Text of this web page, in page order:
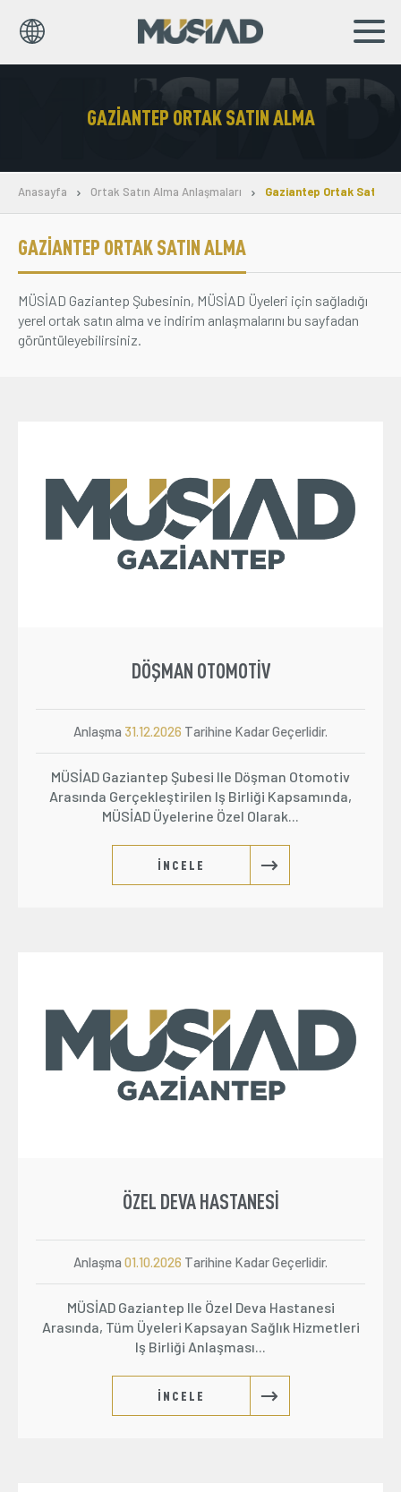
TR
EN
Sosyal Sorumluluk
Bilgi Merkezi
E-İşlemler
İletişim Hakkımızda Galeri
GAZIANTEP ORTAK SATIN ALMA
Anasayfa Ortak Satın Alma Anlaşmaları Gaziantep Ortak Satın
GAZIANTEP ORTAK SATIN ALMA
MÜSİAD Gaziantep Şubesinin, MÜSİAD Üyeleri için sağladığı
yerel ortak satın alma ve indirim anlaşmalarını bu sayfadan
görüntüleyebilirsiniz.
DÖŞMAN OTOMOTIV
Anlaşma 31.12.2026 Tarihine Kadar Geçerlidir.
MÜSİAD Gaziantep Şubesi Ile Döşman Otomotiv
Arasında Gerçekleştirilen Iş Birliği Kapsamında,
MÜSİAD Üyelerine Özel Olarak...
İNCELE
ÖZEL DEVA HASTANESI
Anlaşma 01.10.2026 Tarihine Kadar Geçerlidir.
MÜSİAD Gaziantep Ile Özel Deva Hastanesi
Arasında, Tüm Üyeleri Kapsayan Sağlık Hizmetleri
Iş Birliği Anlaşması...
İNCELE